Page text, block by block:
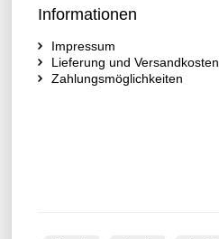
Informationen
Impressum
Lieferung und Versandkosten
Zahlungsmöglichkeiten